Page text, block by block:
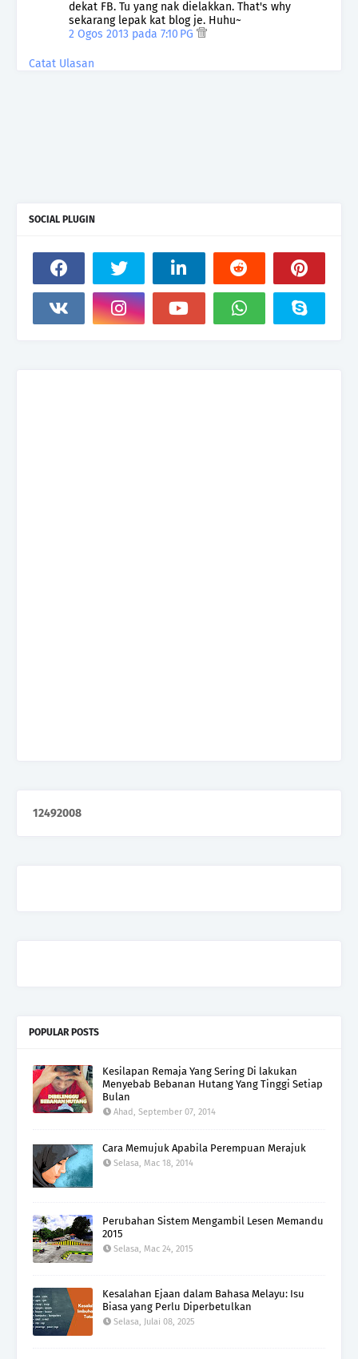
dekat FB. Tu yang nak dielakkan. That's why
sekarang lepak kat blog je. Huhu~
2 Ogos 2013 pada 7:10 PG
Catat Ulasan
SOCIAL PLUGIN
12492008
POPULAR POSTS
Kesilapan Remaja Yang Sering Di lakukan
Menyebab Bebanan Hutang Yang Tinggi Setiap
Bulan
Ahad, September 07, 2014
Cara Memujuk Apabila Perempuan Merajuk
Selasa, Mac 18, 2014
Perubahan Sistem Mengambil Lesen Memandu
2015
Selasa, Mac 24, 2015
Kesalahan Ejaan dalam Bahasa Melayu: Isu
Biasa yang Perlu Diperbetulkan
Selasa, Julai 08, 2025